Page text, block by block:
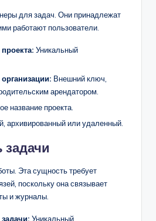
для задач. Они принадлежат
работают пользователи.
Уникальный
Внешний ключ,
арендатором.
название проекта.
архивированный или удаленный.
Эта сущность требует
поскольку она связывает
и журналы.
Уникальный